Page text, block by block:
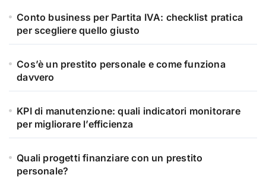
Conto business per Partita IVA: checklist pratica
per scegliere quello giusto
Cos’è un prestito personale e come funziona
davvero
KPI di manutenzione: quali indicatori monitorare
per migliorare l’efficienza
Quali progetti finanziare con un prestito
personale?